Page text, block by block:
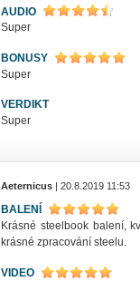
AUDIO
Super
BONUSY
Super
VERDIKT
Super
Aeternicus | 20.8.2019 11:53
BALENÍ
Krásné steelbook balení,
krásné zpracování steelu.
VIDEO